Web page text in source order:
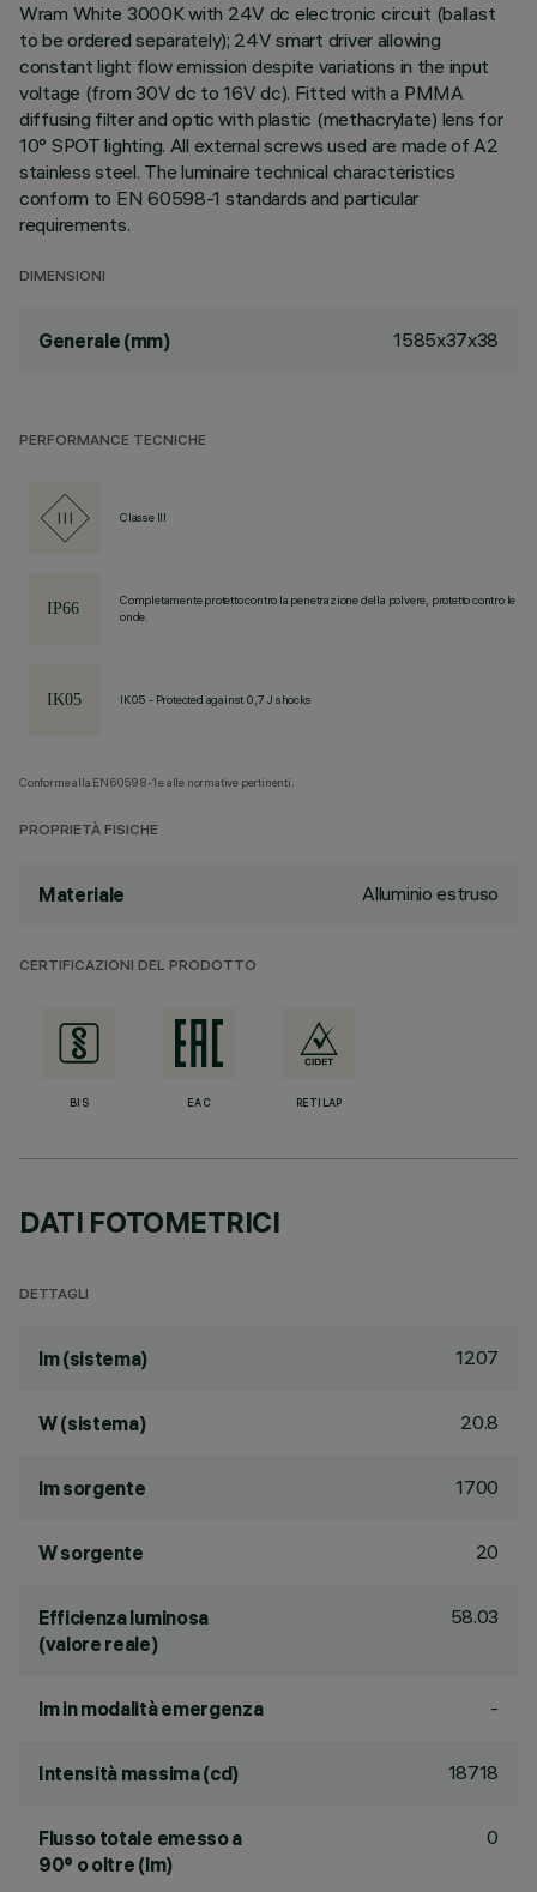
Wram White 3000K with 24V dc electronic circuit (ballast
to be ordered separately); 24V smart driver allowing
constant light flow emission despite variations in the input
voltage (from 30V dc to 16V dc). Fitted with a PMMA
diffusing filter and optic with plastic (methacrylate) lens for
10° SPOT lighting. All external screws used are made of A2
stainless steel. The luminaire technical characteristics
conform to EN 60598-1 standards and particular
requirements.
DIMENSIONI
Generale (mm) 1585x37x38
PERFORMANCE TECNICHE
Classe III
Completamente protetto contro la penetrazione della polvere, protetto contro le
onde.
IK05 - Protected against 0,7 J shocks
Conforme alla EN60598-1 e alle normative pertinenti.
PROPRIETÀ FISICHE
Materiale Alluminio estruso
CERTIFICAZIONI DEL PRODOTTO
BIS EAC RETILAP
DATI FOTOMETRICI
DETTAGLI
lm (sistema) 1207
W (sistema) 20.8
lm sorgente 1700
W sorgente 20
Efficienza luminosa
(valore reale)
58.03
lm in modalità emergenza -
Intensità massima (cd) 18718
Flusso totale emesso a
90° o oltre (lm)
0